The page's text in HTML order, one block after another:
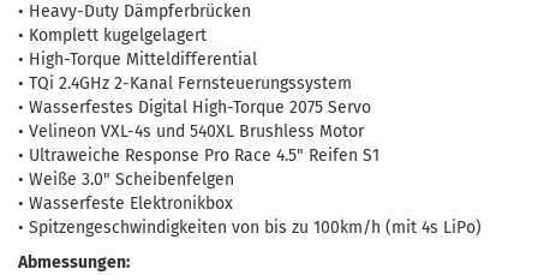
• Heavy-Duty Dämpferbrücken
• Komplett kugelgelagert
• High-Torque Mitteldifferential
• TQi 2.4GHz 2-Kanal Fernsteuerungssystem
• Wasserfestes Digital High-Torque 2075 Servo
• Velineon VXL-4s und 540XL Brushless Motor
• Ultraweiche Response Pro Race 4.5" Reifen S1
• Weiße 3.0" Scheibenfelgen
• Wasserfeste Elektronikbox
• Spitzengeschwindigkeiten von bis zu 100km/h (mit 4s LiPo)
Abmessungen: